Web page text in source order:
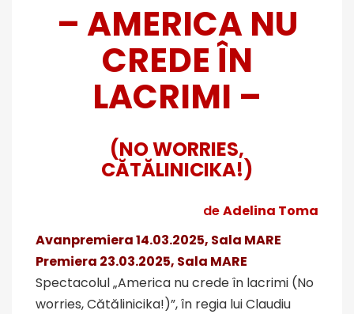
– AMERICA NU
CREDE ÎN
LACRIMI –
(NO WORRIES,
CĂTĂLINICIKA!)
deAdelina Toma
Avanpremiera 14.03.2025, Sala MARE
Premiera 23.03.2025, Sala MARE
Spectacolul „America nu crede în lacrimi (No
worries, Cătălinicika!)”, în regia lui Claudiu